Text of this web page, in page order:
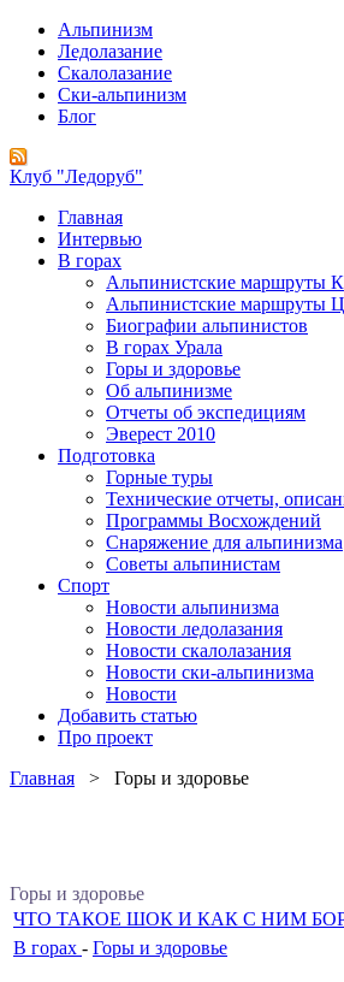
Альпинизм
Ледолазание
Скалолазание
Ски-альпинизм
Блог
Клуб "Ледоруб"
Главная
Интервью
В горах
Альпинистские маршруты
Альпинистские маршруты
Биографии альпинистов
В горах Урала
Горы и здоровье
Об альпинизме
Отчеты об экспедициям
Эверест 2010
Подготовка
Горные туры
Технические отчеты,
Программы Восхождений
Снаряжение для альпинизма
Советы альпинистам
Спорт
Новости альпинизма
Новости ледолазания
Новости скалолазания
Новости ски-альпинизма
Новости
Добавить статью
Про проект
Главная > Горы и здоровье
Горы и здоровье
ЧТО ТАКОЕ ШОК И КАК С НИМ
В горах - Горы и здоровье